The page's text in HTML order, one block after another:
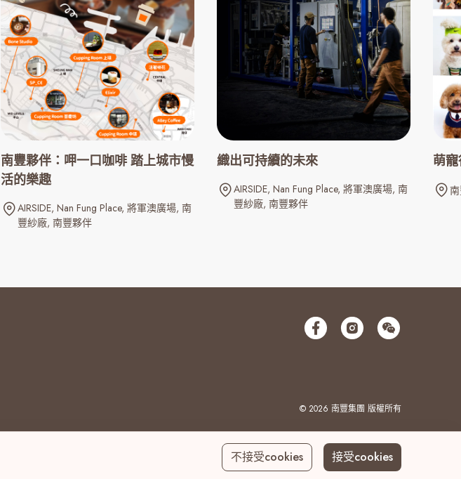
南豐夥伴：呷一口咖啡 踏上城市慢
活的樂趣
AIRSIDE Nan Fung Place 將軍澳廣場 南
豐紗廠 南豐夥伴
織出可持續的未來
AIRSIDE Nan Fung Place 將軍澳廣場 南
豐紗廠 南豐夥伴
萌
© 2026 南豐集團 版權所有
不接受cookies 接受cookies